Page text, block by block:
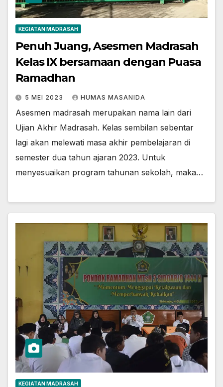
KEGIATAN MADRASAH
Penuh Juang, Asesmen Madrasah
Kelas IX bersamaan dengan Puasa
Ramadhan
5 MEI 2023 HUMAS MASANIDA
Asesmen madrasah merupakan nama lain dari
Ujian Akhir Madrasah. Kelas sembilan sebentar
lagi akan melewati masa akhir pembelajaran di
semester dua tahun ajaran 2023. Untuk
menyesuaikan program tahunan sekolah, maka…
KEGIATAN MADRASAH